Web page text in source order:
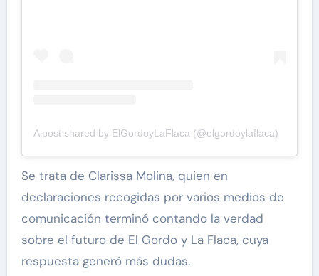
A post shared by ElGordoyLaFlaca (@elgordoylaflaca)
Se trata de Clarissa Molina, quien en
declaraciones recogidas por varios medios de
comunicación terminó contando la verdad
sobre el futuro de El Gordo y La Flaca, cuya
respuesta generó más dudas.